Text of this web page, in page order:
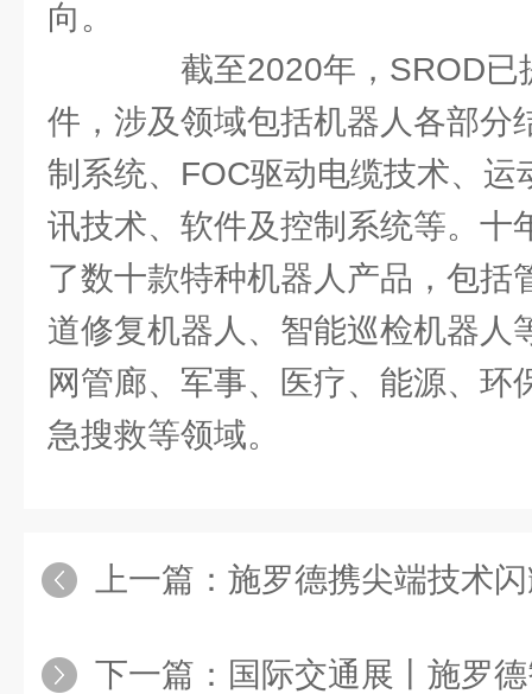
向。
截至2020年，SROD已
件，涉及领域包括机器人各部分
制系统、FOC驱动电缆技术、运
讯技术、软件及控制系统等。十
了数十款特种机器人产品，包括
道修复机器人、智能巡检机器人
网管廊、军事、医疗、能源、环
急搜救等领域。
上一篇： 施罗德携尖端技术闪耀非开挖
下一篇： 国际交通展丨施罗德智能运维巡检